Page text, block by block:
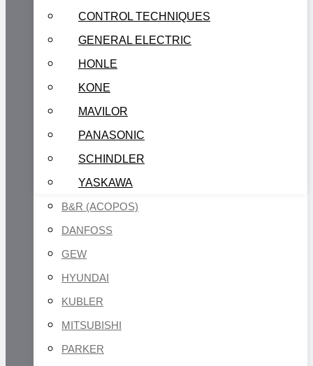
CONTROL TECHNIQUES
GENERAL ELECTRIC
HONLE
KONE
MAVILOR
PANASONIC
SCHINDLER
YASKAWA
B&R (ACOPOS)
DANFOSS
GEW
HYUNDAI
KUBLER
MITSUBISHI
PARKER